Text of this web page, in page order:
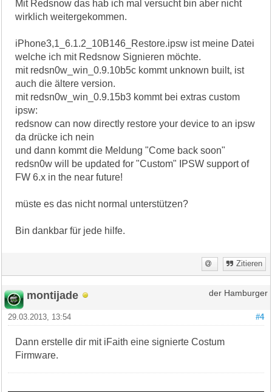
Mit Redsnow das hab ich mal versucht bin aber nicht
wirklich weitergekommen.
iPhone3,1_6.1.2_10B146_Restore.ipsw ist meine Datei
welche ich mit Redsnow Signieren möchte.
mit redsn0w_win_0.9.10b5c kommt unknown built, ist
auch die ältere version.
mit redsn0w_win_0.9.15b3 kommt bei extras custom
ipsw:
redsnow can now directly restore your device to an ipsw
da drücke ich nein
und dann kommt die Meldung "Come back soon"
redsn0w will be updated for "Custom" IPSW support of
FW 6.x in the near future!
müste es das nicht normal unterstützen?
Bin dankbar für jede hilfe.
Zitieren
montijade der Hamburger
#4
29.03.2013, 13:54
Dann erstelle dir mit iFaith eine signierte Costum
Firmware.